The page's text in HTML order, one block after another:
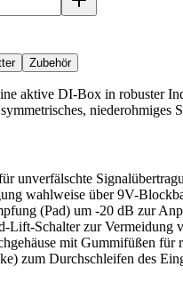
Zubehör
aktive DI-Box in robuster
unverfälschte
wahlweise über 9V-
(Pad) um -20 dB zur
Lift-Schalter zur Vermeidung
mit Gummifüßen für
zum Durchschleifen des